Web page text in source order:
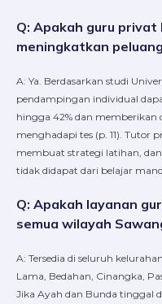
Q: Apakah guru
meningkatkan
A: Ya. Berdasarkan studi
pendampingan individual
hingga 42% dan memberikan
menghadapi tes (p. 11). Tutor
membuat strategi latihan,
tidak didapat dari belajar
Q: Apakah layanan
semua wilayah
A: Tersedia di seluruh
Lama, Bedahan, Cinangka,
Jika Ayah dan Bunda tinggal